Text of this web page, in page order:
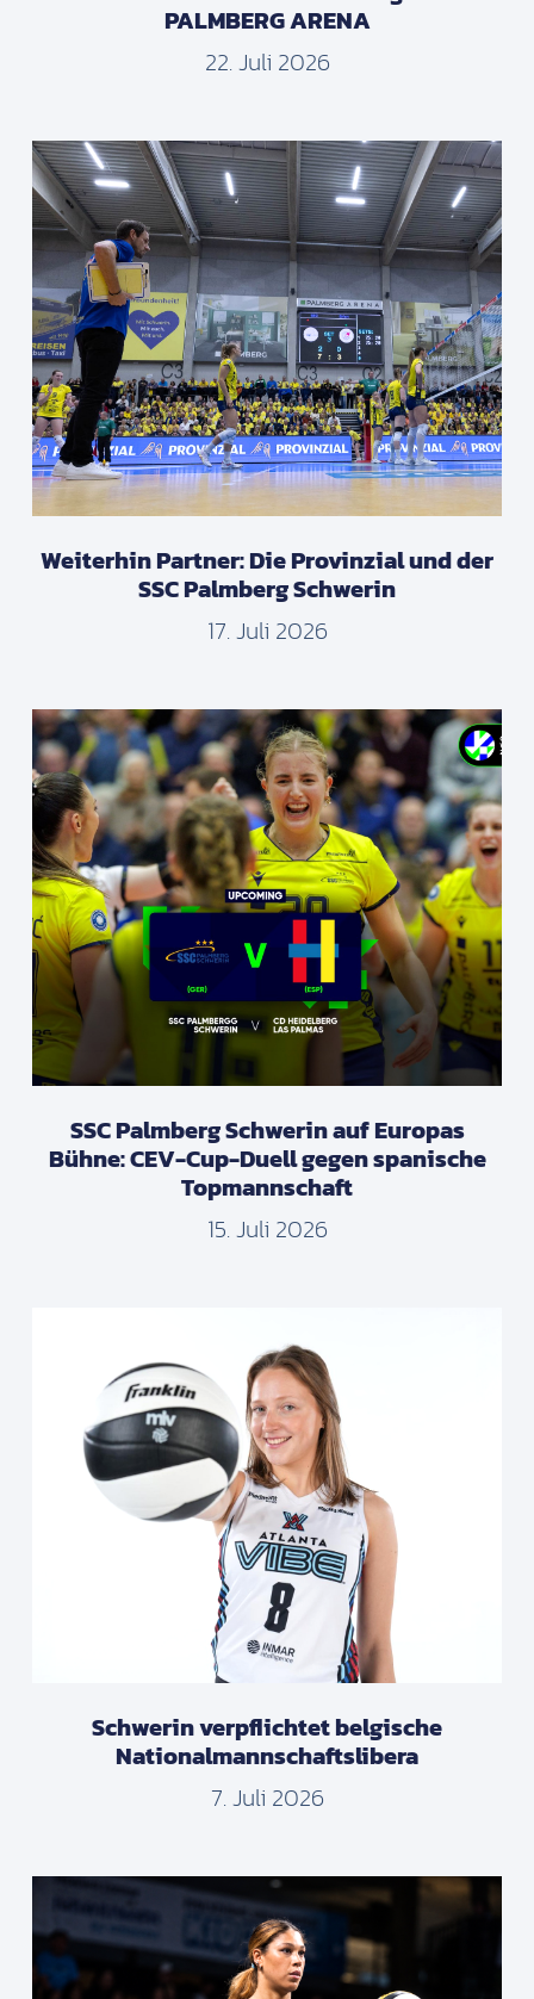
PALMBERG ARENA
22. Juli 2026
Weiterhin Partner: Die Provinzial und der
SSC Palmberg Schwerin
17. Juli 2026
SSC Palmberg Schwerin auf Europas
Bühne: CEV-Cup-Duell gegen spanische
Topmannschaft
15. Juli 2026
Schwerin verpflichtet belgische
Nationalmannschaftslibera
7. Juli 2026